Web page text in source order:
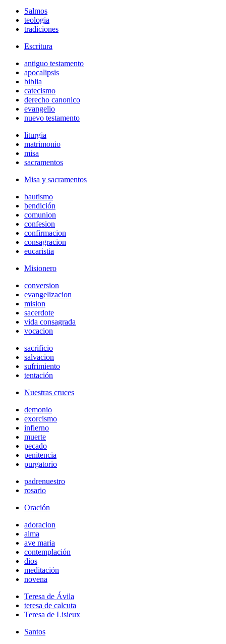
Salmos
teologia
tradiciones
Escritura
antiguo testamento
apocalipsis
biblia
catecismo
derecho canonico
evangelio
nuevo testamento
liturgia
matrimonio
misa
sacramentos
Misa y sacramentos
bautismo
bendición
comunion
confesion
confirmacion
consagracion
eucaristia
Misionero
conversion
evangelizacion
mision
sacerdote
vida consagrada
vocacion
sacrificio
salvacion
sufrimiento
tentación
Nuestras cruces
demonio
exorcismo
infierno
muerte
pecado
penitencia
purgatorio
padrenuestro
rosario
Oración
adoracion
alma
ave maria
contemplación
dios
meditación
novena
Teresa de Ávila
teresa de calcuta
Teresa de Lisieux
Santos